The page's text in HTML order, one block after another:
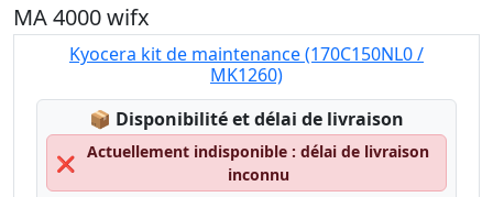
MA 4000 wifx
Kyocera kit de maintenance (170C150NL0 /
MK1260)
📦 Lagerstatus:
Disponibilité et délai de livraison
❌
Actuellement indisponible : délai de livraison
inconnu